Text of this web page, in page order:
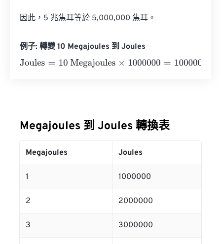
因此，5 兆焦耳等於 5,000,000 焦耳。
例子: 轉變 10 Megajoules 到 Joules
Joules= 10 Megajoules×1000000=10000000 Joules
Megajoules 到 Joules 轉換表
Megajoules Joules
1 1000000
2 2000000
3 3000000